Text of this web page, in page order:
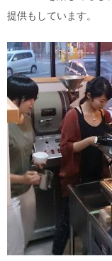
提供もしています。